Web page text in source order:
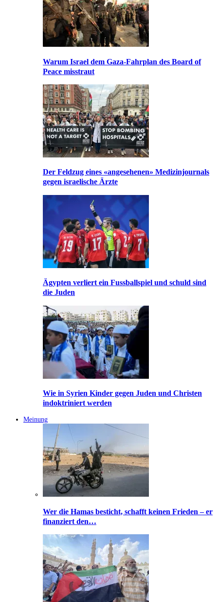
Warum Israel dem Gaza-Fahrplan des Board of
Peace misstraut
Der Feldzug eines «angesehenen» Medizinjournals
gegen israelische Ärzte
Ägypten verliert ein Fussballspiel und schuld sind
die Juden
Wie in Syrien Kinder gegen Juden und Christen
indoktriniert werden
Meinung
Wer die Hamas besticht, schafft keinen Frieden – er
finanziert den…